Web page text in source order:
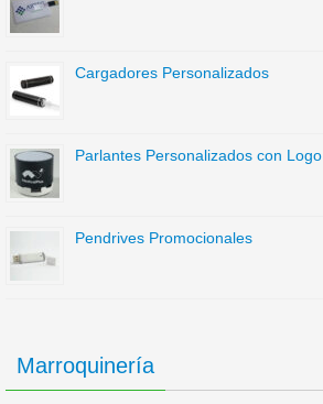
Cargadores Personalizados
Parlantes Personalizados con Logo
Pendrives Promocionales
Marroquinería